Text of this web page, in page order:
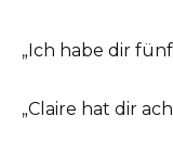
„Ich habe dir
„Claire hat dir